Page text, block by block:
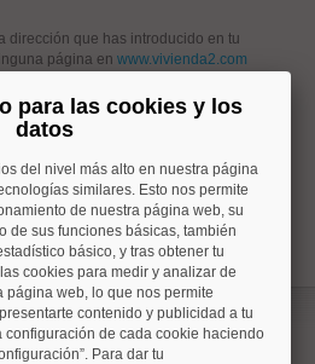
dirección que has introducido en tu
página en www.vivienda2.com
que hoy no corresponde a ningún
la página de inicio de vivienda2.com
para las cookies y los
datos
del nivel más alto en nuestra página
similares. Esto nos permite
de nuestra página web, su
de sus funciones básicas, también
básico, y tras obtener tu
cookies para medir y analizar de
página web, lo que nos permite
contenido y publicidad a tu
configuración de cada cookie haciendo
Para dar tu